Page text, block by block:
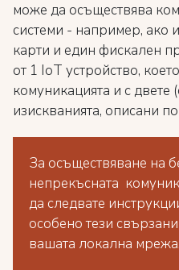
може да осъществява
системи - например, ако
карти и един фискален
от 1 IoT устройство,
комуникацията и с двете
изискванията, описани
За осъществяване на
непрекъсната
да следвате
особено тези
вашата локална мрежа.